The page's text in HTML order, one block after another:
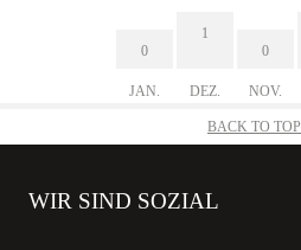
0
JAN.
1
DEZ.
0
NOV.
BACK TO TOP
WIR SIND SOZIAL